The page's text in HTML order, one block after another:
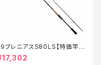
ブレニアスS80LS【特価竿】
30】